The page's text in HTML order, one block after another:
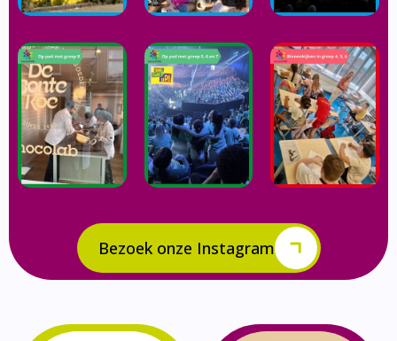
Bezoek onze Instagram